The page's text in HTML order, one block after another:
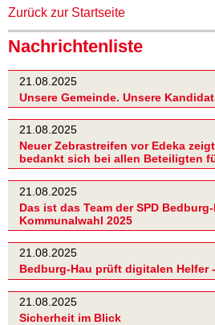
Zurück zur Startseite
Nachrichtenliste
21.08.2025
Unsere Gemeinde. Unsere
21.08.2025
Neuer Zebrastreifen vor Edeka
bedankt sich bei allen Beteiligten
21.08.2025
Das ist das Team der SPD
Kommunalwahl 2025
21.08.2025
Bedburg-Hau prüft digitalen Helfer
21.08.2025
Sicherheit im Blick